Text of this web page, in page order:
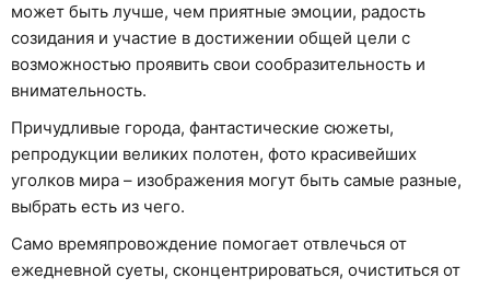
может быть лучше, чем приятные эмоции, радость
созидания и участие в достижении общей цели с
возможностью проявить свои сообразительность и
внимательность.
Причудливые города, фантастические сюжеты,
репродукции великих полотен, фото красивейших
уголков мира – изображения могут быть самые разные,
выбрать есть из чего.
Само времяпровождение помогает отвлечься от
ежедневной суеты, сконцентрироваться, очиститься от